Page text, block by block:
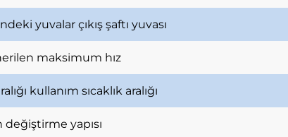
yuvalar çıkış şaftı yuvası
maksimum hız
kullanım sıcaklık aralığı
değiştirme yapısı